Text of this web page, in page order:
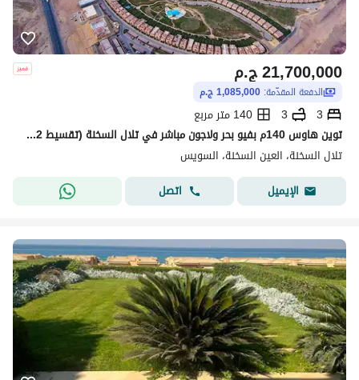
ج.م21,700,000
الدفعة المقدّمة: 1,085,000 ج.م
3
3
140 متر مربع
توين هاوس 140م بفيو بحر ولاجون مباشر في تلال السخنة (تقسيط 12 سنة)
تلال السخنة، العين السخنة، السويس
الإيميل
اتصل